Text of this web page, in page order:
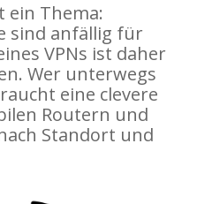
ein Thema:
sind anfällig für
VPNs ist daher
Wer unterwegs
eine clevere
Routern und
Standort und